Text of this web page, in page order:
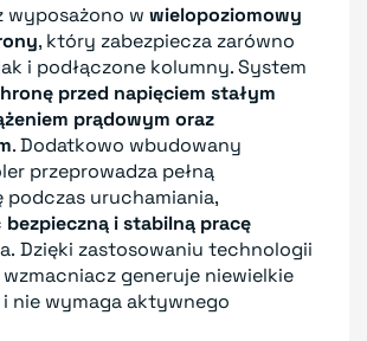
wyposażono w wielopoziomowy
, który zabezpiecza zarówno
i podłączone kolumny. System
przed napięciem stałym
prądowym oraz
. Dodatkowo wbudowany
przeprowadza pełną
uruchamiania,
bezpieczną i stabilną pracę
Dzięki zastosowaniu technologii
wzmacniacz generuje niewielkie
i nie wymaga aktywnego